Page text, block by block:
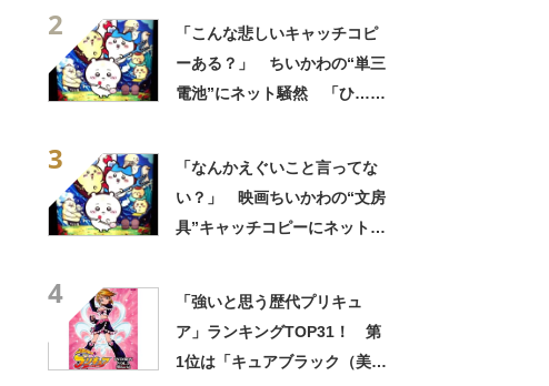
2
「こんな悲しいキャッチコピ
ーある？」 ちいかわの“単三
電池”にネット騒然 「ひ…人
3
「なんかえぐいこと言ってな
い？」 映画ちいかわの“文房
具”キャッチコピーにネット騒
4
「強いと思う歴代プリキュ
ア」ランキングTOP31！ 第
1位は「キュアブラック（美墨